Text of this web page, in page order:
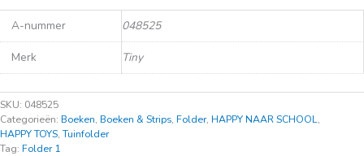
A-nummer 048525
Merk Tiny
SKU: 048525
Categorieën: Boeken, Boeken & Strips, Folder, HAPPY NAAR SCHOOL,
HAPPY TOYS,Tuinfolder
Tag: Folder 1